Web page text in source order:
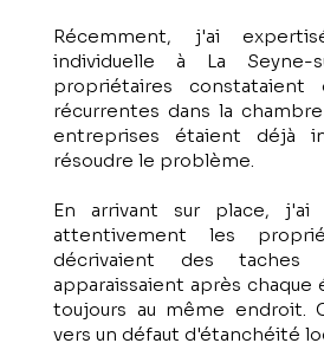
Récemment, j'ai
individuelle à La Seyne-
propriétaires constataient
récurrentes dans la
entreprises étaient déjà
résoudre le problème.
En arrivant sur place, j'ai
attentivement les
décrivaient des taches
apparaissaient après chaque
toujours au même endroit.
vers un défaut d'étanchéité